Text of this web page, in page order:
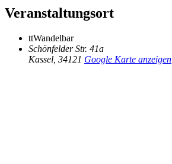
Veranstaltungsort
ttWandelbar
Schönfelder Str. 41a
Kassel 34121 Google Karte anzeigen